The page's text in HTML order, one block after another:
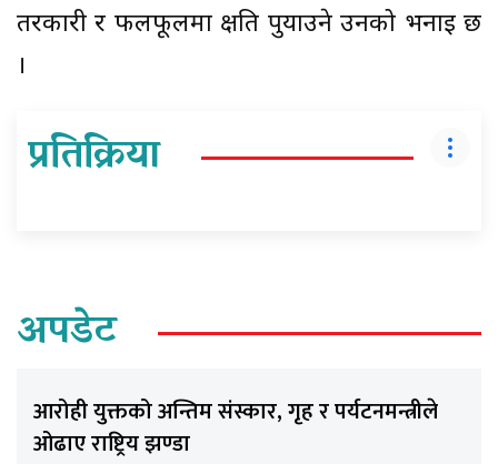
तरकारी र फलफूलमा क्षति पुर्याउने उनको भनाइ छ
।
प्रतिक्रिया
अपडेट
आरोही युक्तको अन्तिम संस्कार, गृह र पर्यटनमन्त्रीले
ओढाए राष्ट्रिय झण्डा